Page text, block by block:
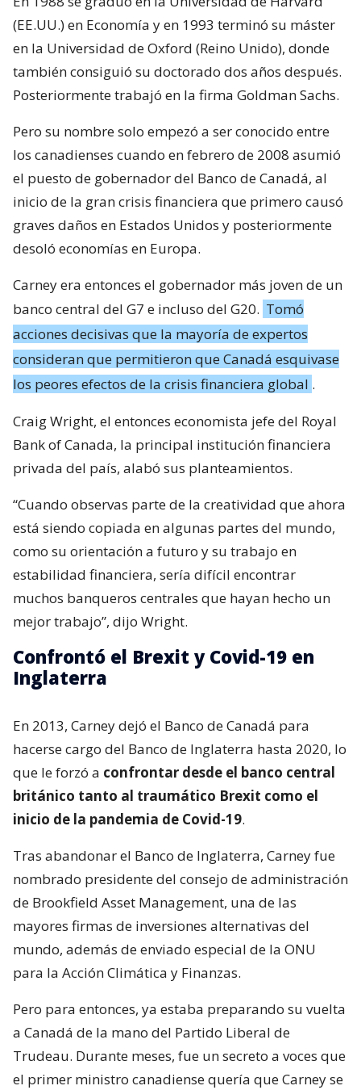
(EE.UU.) en Economía y en 1993 terminó su máster
en la Universidad de Oxford (Reino Unido), donde
también consiguió su doctorado dos años después.
Posteriormente trabajó en la firma Goldman Sachs.
Pero su nombre solo empezó a ser conocido entre
los canadienses cuando en febrero de 2008 asumió
el puesto de gobernador del Banco de Canadá, al
inicio de la gran crisis financiera que primero causó
graves daños en Estados Unidos y posteriormente
desoló economías en Europa.
Carney era entonces el gobernador más joven de un
banco central del G7 e incluso del G20. Tomó
acciones decisivas que la mayoría de expertos
consideran que permitieron que Canadá esquivase
los peores efectos de la crisis financiera global .
Craig Wright, el entonces economista jefe del Royal
Bank of Canada, la principal institución financiera
privada del país, alabó sus planteamientos.
“Cuando observas parte de la creatividad que ahora
está siendo copiada en algunas partes del mundo,
como su orientación a futuro y su trabajo en
estabilidad financiera, sería difícil encontrar
muchos banqueros centrales que hayan hecho un
mejor trabajo”, dijo Wright.
Confrontó el Brexit y Covid-19 en
Inglaterra
En 2013, Carney dejó el Banco de Canadá para
hacerse cargo del Banco de Inglaterra hasta 2020, lo
que le forzó a confrontar desde el banco central
británico tanto al traumático Brexit como el
inicio de la pandemia de Covid-19.
Tras abandonar el Banco de Inglaterra, Carney fue
nombrado presidente del consejo de administración
de Brookfield Asset Management, una de las
mayores firmas de inversiones alternativas del
mundo, además de enviado especial de la ONU
para la Acción Climática y Finanzas.
Pero para entonces, ya estaba preparando su vuelta
a Canadá de la mano del Partido Liberal de
Trudeau. Durante meses, fue un secreto a voces que
el primer ministro canadiense quería que Carney se